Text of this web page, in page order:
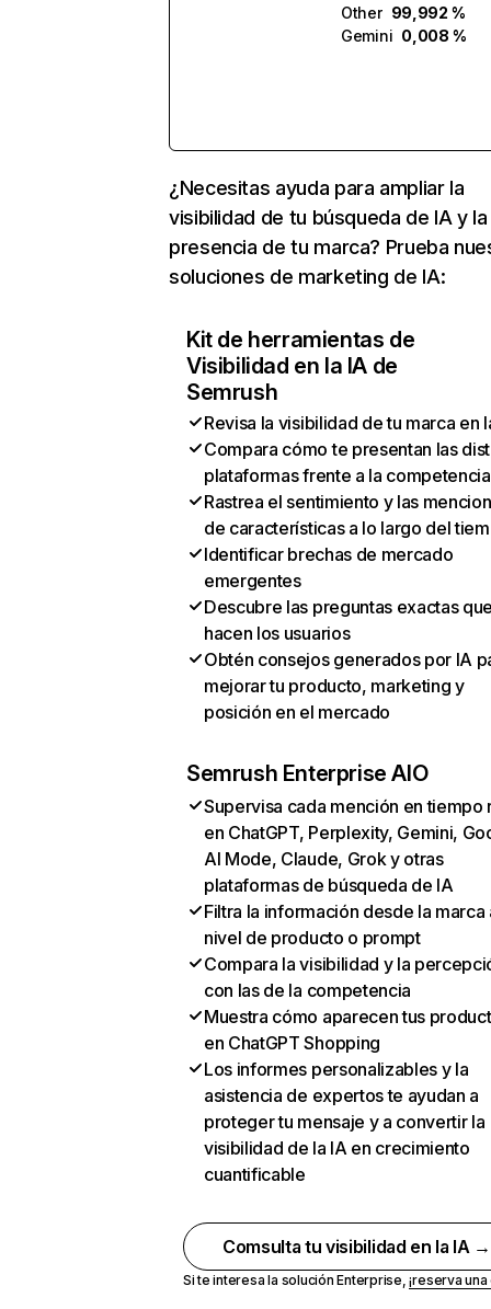
Other 99,992 %
Gemini 0,008 %
¿Necesitas ayuda para ampliar la
visibilidad de tu búsqueda de IA y la
presencia de tu marca? Prueba
soluciones de marketing de IA:
Kit de herramientas de
Visibilidad en la IA de
Semrush
Revisa la visibilidad de tu marca en
Compara cómo te presentan las
plataformas frente a la competencia
Rastrea el sentimiento y las
de características a lo largo del
Identificar brechas de mercado
emergentes
Descubre las preguntas exactas
hacen los usuarios
Obtén consejos generados por IA
mejorar tu producto, marketing y
posición en el mercado
Semrush Enterprise AIO
Supervisa cada mención en tiempo
en ChatGPT, Perplexity, Gemini,
AI Mode, Claude, Grok y otras
plataformas de búsqueda de IA
Filtra la información desde la marca
nivel de producto o prompt
Compara la visibilidad y la
con las de la competencia
Muestra cómo aparecen tus
en ChatGPT Shopping
Los informes personalizables y la
asistencia de expertos te ayudan a
proteger tu mensaje y a convertir la
visibilidad de la IA en crecimiento
cuantificable
Comsulta tu visibilidad en la IA →
Si te interesa la solución Enterprise,¡reserva